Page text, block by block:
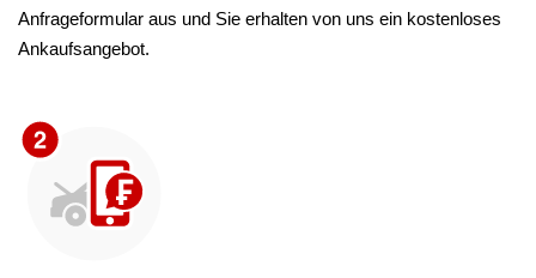
Anfrageformular aus und Sie erhalten von uns ein kostenloses
Ankaufsangebot.